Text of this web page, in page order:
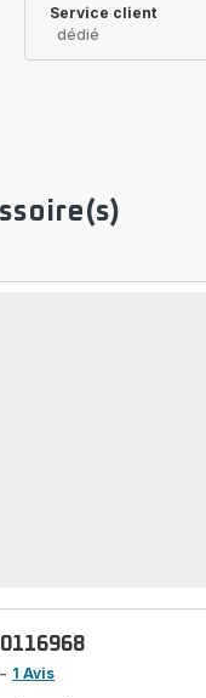
Service client
dédié
- 1 Avis